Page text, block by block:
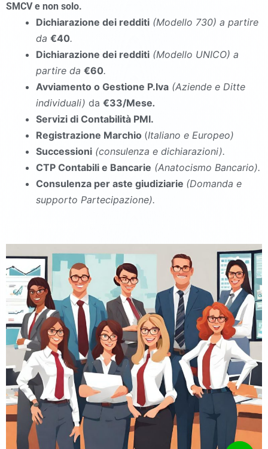
SMCVe non solo.
Dichiarazione dei redditi (Modello 730) a partire
da €40.
Dichiarazione dei redditi (Modello UNICO) a
partire da €60.
Avviamento o Gestione P.Iva (Aziende e Ditte
individuali) da €33/Mese.
Servizi di Contabilità PMI.
Registrazione Marchio (Italiano e Europeo)
Successioni (consulenza e dichiarazioni).
CTP Contabili e Bancarie (Anatocismo Bancario).
Consulenza per aste giudiziarie (Domanda e
supporto Partecipazione).